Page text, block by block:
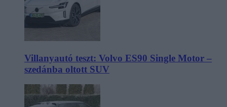
Villanyautó teszt: Volvo ES90 Single Motor –
szedánba oltott SUV